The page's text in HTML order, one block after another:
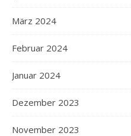
März 2024
Februar 2024
Januar 2024
Dezember 2023
November 2023